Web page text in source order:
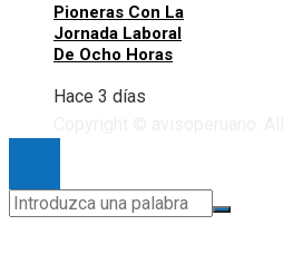
Pioneras Con La
Jornada Laboral
De Ocho Horas
Hace 3 días